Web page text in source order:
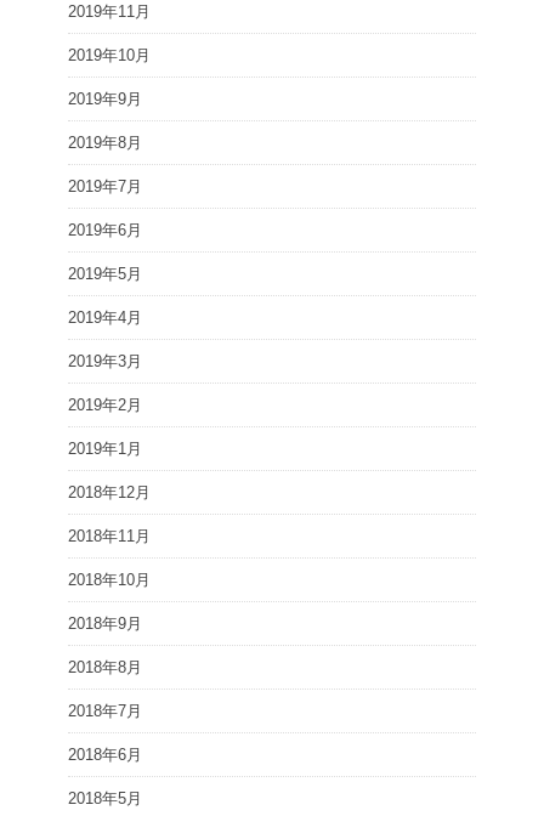
2019年11月
2019年10月
2019年9月
2019年8月
2019年7月
2019年6月
2019年5月
2019年4月
2019年3月
2019年2月
2019年1月
2018年12月
2018年11月
2018年10月
2018年9月
2018年8月
2018年7月
2018年6月
2018年5月